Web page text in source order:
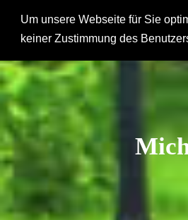
Um unsere Webseite für Sie
keiner Zustimmung des